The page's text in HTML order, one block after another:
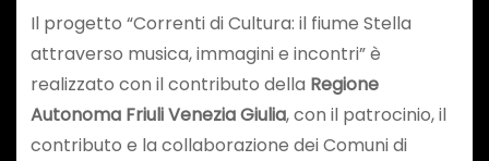
Il progetto “Correnti di Cultura: il fiume Stella
attraverso musica, immagini e incontri” è
realizzato con il contributo della Regione
Autonoma Friuli Venezia Giulia, con il patrocinio, il
contributo e la collaborazione dei Comuni di